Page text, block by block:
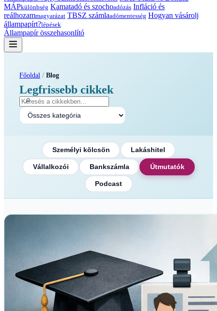
MÁPkülönbség Kamatadó és szochoadózás Infláció és
reálhozammagyarázat TBSZ számlaadómentesség Hogyan vásárolj
állampapírt?lépések
Állampapír összehasonlító
Főoldal / Blog
Legfrissebb cikkek
🔎
Személyi kölcsön Lakáshitel
Vállalkozói Bankszámla Útmutatók
Podcast